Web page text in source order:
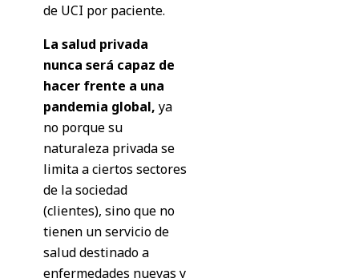
de UCI por paciente.
La salud privada
nunca será capaz de
hacer frente a una
pandemia global, ya
no porque su
naturaleza privada se
limita a ciertos sectores
de la sociedad
(clientes), sino que no
tienen un servicio de
salud destinado a
enfermedades nuevas y